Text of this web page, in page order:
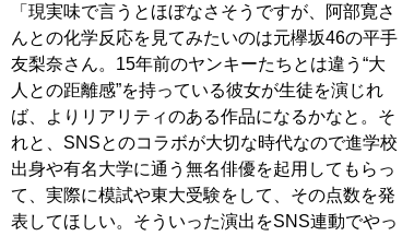
「現実味で言うとほぼなさそうですが、阿部寛さ
んとの化学反応を見てみたいのは元欅坂46の平手
友梨奈さん。15年前のヤンキーたちとは違う“大
人との距離感”を持っている彼女が生徒を演じれ
ば、よりリアリティのある作品になるかなと。そ
れと、SNSとのコラボが大切な時代なので進学校
出身や有名大学に通う無名俳優を起用してもらっ
て、実際に模試や東大受験をして、その点数を発
表してほしい。そういった演出をSNS連動でやっ